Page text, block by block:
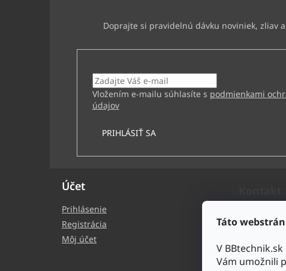
Táto
V
Vám umožnili
Vložením e-mailu súhlasíte s podmienkami
údajov
PRIHLÁSIŤ SA
Účet
Prihlásenie
Registrácia
Môj účet
BB-